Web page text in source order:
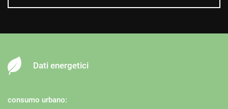
Dati energetici
consumo urbano: